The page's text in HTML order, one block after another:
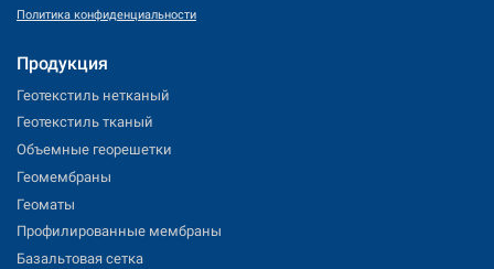
Политика конфиденциальности
Продукция
Геотекстиль нетканый
Геотекстиль тканый
Объемные георешетки
Геомембраны
Геоматы
Профилированные мембраны
Базальтовая сетка